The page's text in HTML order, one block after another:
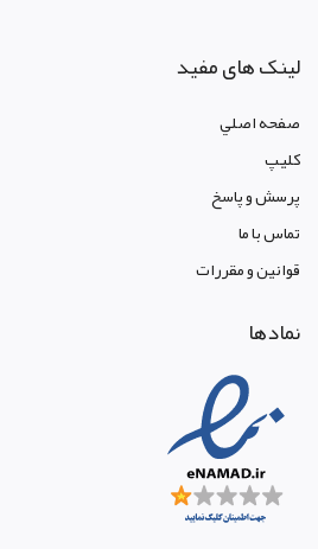
لینک های مفید
صفحه اصلي
کليپ
پرسش و پاسخ
تماس با ما
قوانين و مقررات
نمادها